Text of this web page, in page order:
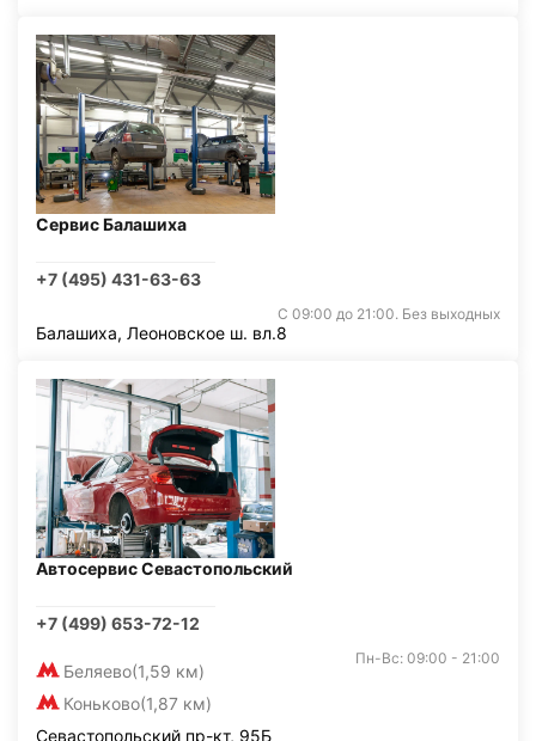
Сервис Балашиха
+7 (495) 431-63-63
С 09:00 до 21:00. Без выходных
Балашиха, Леоновское ш. вл.8
Автосервис Севастопольский
+7 (499) 653-72-12
Беляево(1,59 км)
Коньково(1,87 км)
Пн-Вс: 09:00 - 21:00
Севастопольский пр-кт, 95Б